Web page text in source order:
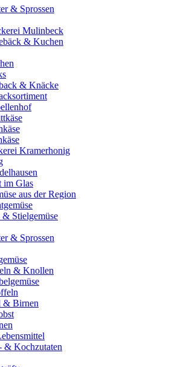
& Sprossen
Mulinbeck
& Kuchen
& Knäcke
Kramerhonig
im Glas
aus der Region
Stielgemüse
& Sprossen
& Knollen
& Birnen
& Kochzutaten